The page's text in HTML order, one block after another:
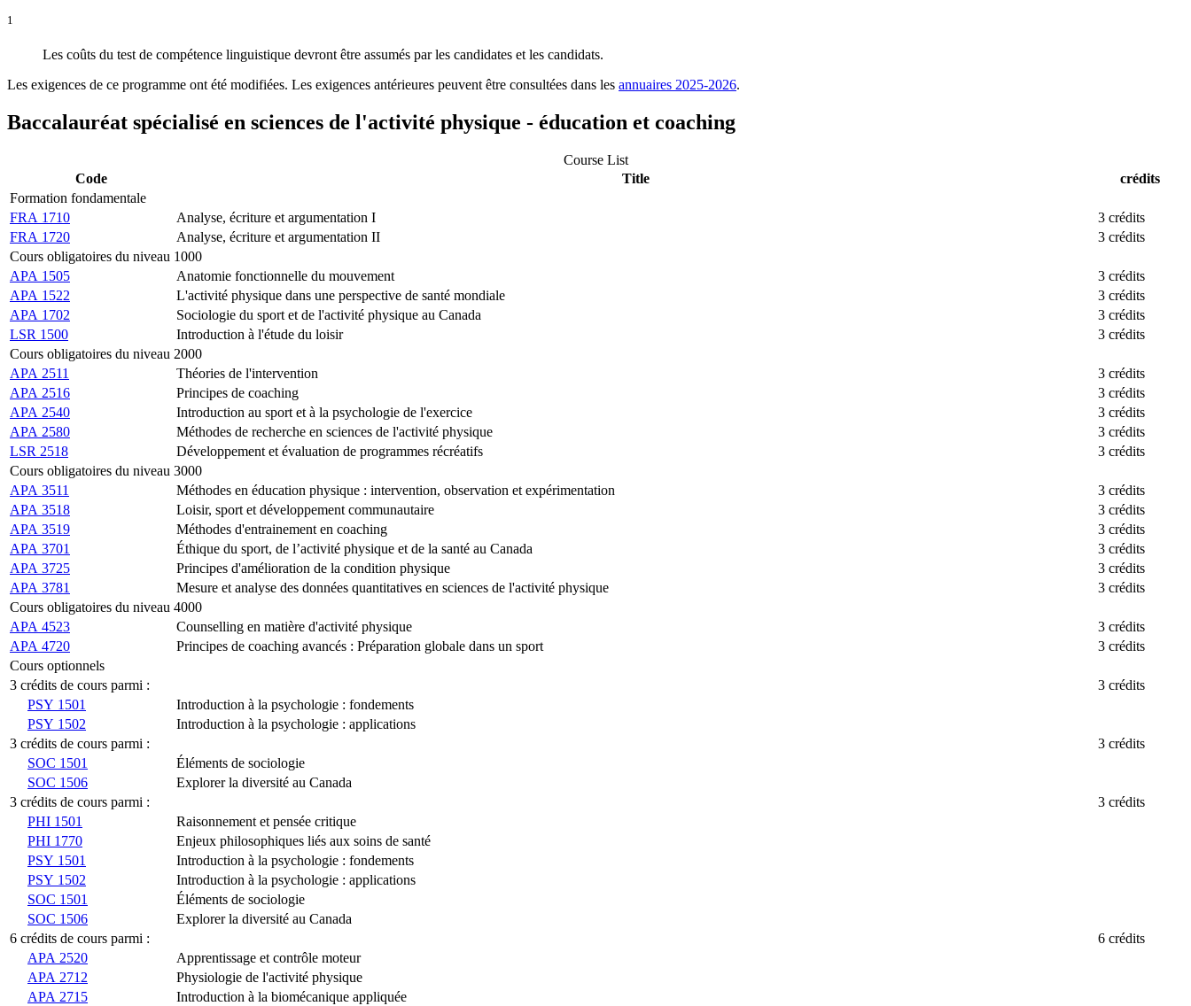
1
Les coûts du test de compétence linguistique devront être assumés par les candidates et les candidats.
Les exigences de ce programme ont été modifiées. Les exigences antérieures peuvent être consultées dans les annuaires 2025-2026.
Baccalauréat spécialisé en sciences de l'activité physique - éducation et coaching
Course List
Code
Title
crédits
Formation fondamentale
FRA 1710
Analyse, écriture et argumentation I
3 crédits
FRA 1720
Analyse, écriture et argumentation II
3 crédits
Cours obligatoires du niveau 1000
APA 1505
Anatomie fonctionnelle du mouvement
3 crédits
APA 1522
L'activité physique dans une perspective de santé mondiale
3 crédits
APA 1702
Sociologie du sport et de l'activité physique au Canada
3 crédits
LSR 1500
Introduction à l'étude du loisir
3 crédits
Cours obligatoires du niveau 2000
APA 2511
Théories de l'intervention
3 crédits
APA 2516
Principes de coaching
3 crédits
APA 2540
Introduction au sport et à la psychologie de l'exercice
3 crédits
APA 2580
Méthodes de recherche en sciences de l'activité physique
3 crédits
LSR 2518
Développement et évaluation de programmes récréatifs
3 crédits
Cours obligatoires du niveau 3000
APA 3511
Méthodes en éducation physique : intervention, observation et expérimentation
3 crédits
APA 3518
Loisir, sport et développement communautaire
3 crédits
APA 3519
Méthodes d'entrainement en coaching
3 crédits
APA 3701
Éthique du sport, de l’activité physique et de la santé au Canada
3 crédits
APA 3725
Principes d'amélioration de la condition physique
3 crédits
APA 3781
Mesure et analyse des données quantitatives en sciences de l'activité physique
3 crédits
Cours obligatoires du niveau 4000
APA 4523
Counselling en matière d'activité physique
3 crédits
APA 4720
Principes de coaching avancés : Préparation globale dans un sport
3 crédits
Cours optionnels
3 crédits de cours parmi :
3 crédits
PSY 1501
Introduction à la psychologie : fondements
PSY 1502
Introduction à la psychologie : applications
3 crédits de cours parmi :
3 crédits
SOC 1501
Éléments de sociologie
SOC 1506
Explorer la diversité au Canada
3 crédits de cours parmi :
3 crédits
PHI 1501
Raisonnement et pensée critique
PHI 1770
Enjeux philosophiques liés aux soins de santé
PSY 1501
Introduction à la psychologie : fondements
PSY 1502
Introduction à la psychologie : applications
SOC 1501
Éléments de sociologie
SOC 1506
Explorer la diversité au Canada
6 crédits de cours parmi :
6 crédits
APA 2520
Apprentissage et contrôle moteur
APA 2712
Physiologie de l'activité physique
APA 2715
Introduction à la biomécanique appliquée